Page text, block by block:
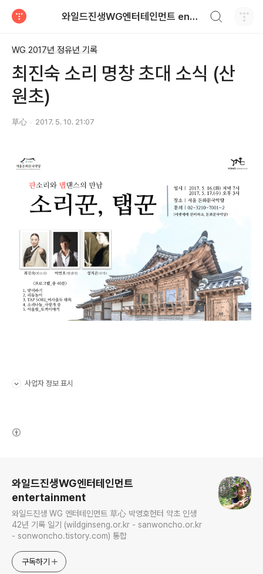
와일드진생WG엔터테인먼트 entertainment
WG 2017년 정유년 기록
최진숙 소리 명창 초대 소식 (산
원초)
草心 2017. 5. 10. 21:07
사업자 정보 표시
와일드진생WG엔터테인먼트
entertainment
와일드진생 WG 엔터테인먼트 草心 박영호헌터 약초 인생
42년 기록 일기 (wildginseng.or.kr - sanwoncho.or.kr
- sonwoncho.tistory.com) 통합
구독하기